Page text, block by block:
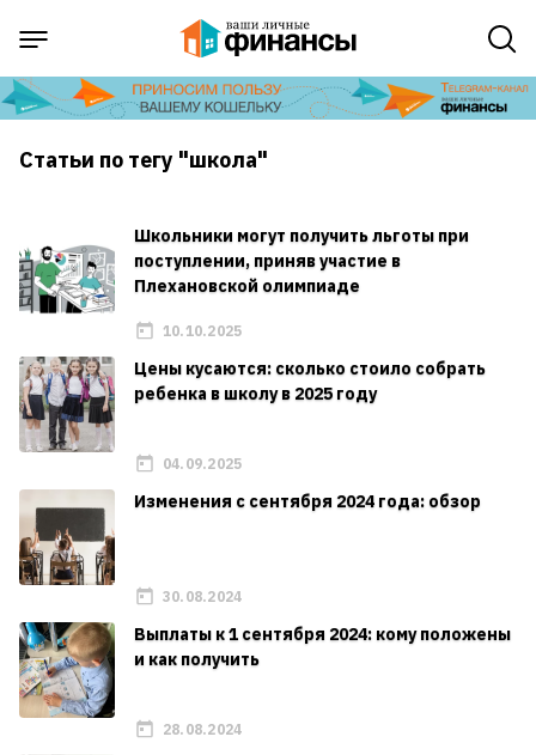
Статьи по тегу "школа"
Школьники могут получить льготы при
поступлении, приняв участие в
Плехановской олимпиаде
10.10.2025
Цены кусаются: сколько стоило собрать
ребенка в школу в 2025 году
04.09.2025
Изменения с сентября 2024 года: обзор
30.08.2024
Выплаты к 1 сентября 2024: кому положены
и как получить
28.08.2024